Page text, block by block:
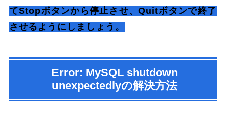
てStopボタンから停止させ、Quitボタンで終了
させるようにしましょう。
Error: MySQL shutdown
unexpectedlyの解決方法